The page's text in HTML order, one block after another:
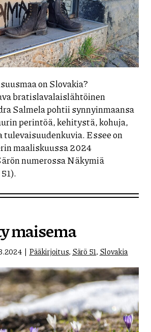
on Slovakia?
bratislavalaislähtöinen
Salmela pohtii synnyinmaansa
perintöä, kehitystä, kohuja,
Essee on
maaliskuussa 2024
numerossa Näkymiä
maisema
Pääkirjoitus, Särö 51, Slovakia